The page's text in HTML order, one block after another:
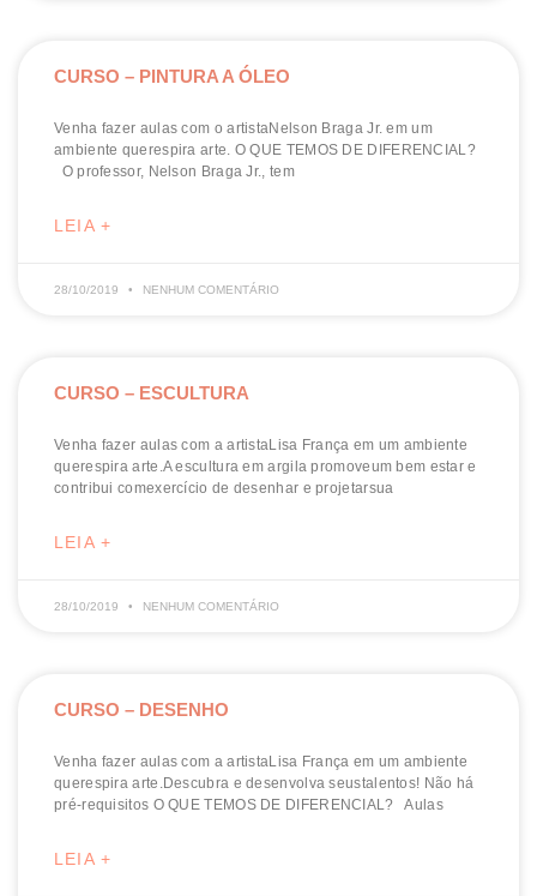
CURSO – PINTURA A ÓLEO
Venha fazer aulas com o artistaNelson Braga Jr. em um
ambiente querespira arte. O QUE TEMOS DE DIFERENCIAL?
O professor, Nelson Braga Jr., tem
LEIA +
28/10/2019 NENHUM COMENTÁRIO
CURSO – ESCULTURA
Venha fazer aulas com a artistaLisa França em um ambiente
querespira arte.A escultura em argila promoveum bem estar e
contribui comexercício de desenhar e projetarsua
LEIA +
28/10/2019 NENHUM COMENTÁRIO
CURSO – DESENHO
Venha fazer aulas com a artistaLisa França em um ambiente
querespira arte.Descubra e desenvolva seustalentos! Não há
pré-requisitos O QUE TEMOS DE DIFERENCIAL? Aulas
LEIA +